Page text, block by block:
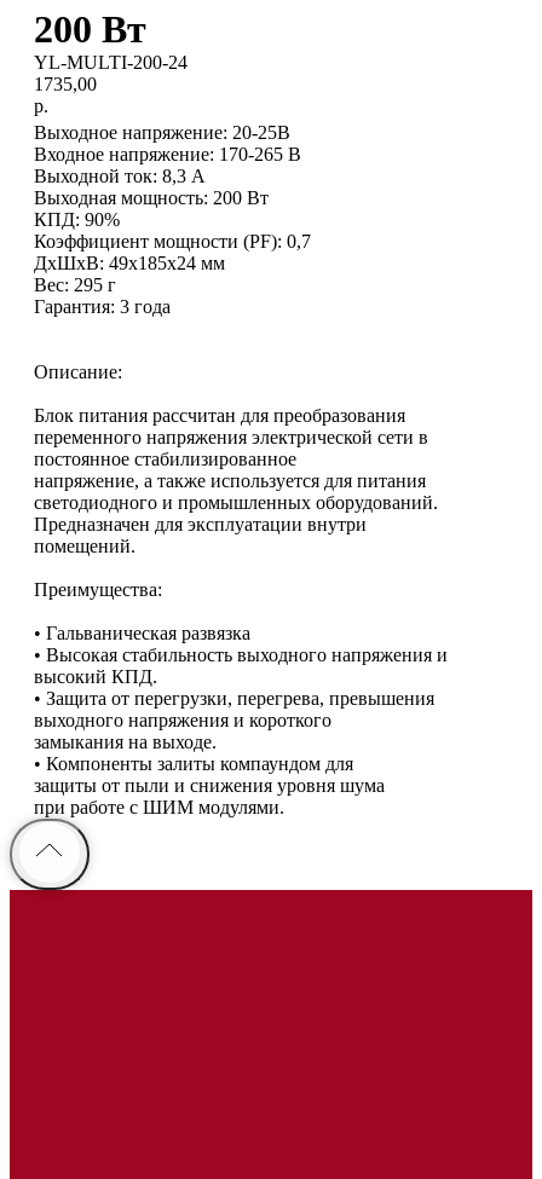
200 Вт
YL-MULTI-200-24
1735,00
р.
Выходное напряжение: 20-25В
Входное напряжение: 170-265 В
Выходной ток: 8,3 А
Выходная мощность: 200 Вт
КПД: 90%
Коэффициент мощности (PF): 0,7
ДxШxВ: 49х185х24 мм
Вес: 295 г
Гарантия: 3 года
Описание:
Блок питания рассчитан для преобразования
переменного напряжения электрической сети в
постоянное стабилизированное
напряжение, а также используется для питания
светодиодного и промышленных оборудований.
Предназначен для эксплуатации внутри
помещений.
Преимущества:
• Гальваническая развязка
• Высокая стабильность выходного напряжения и
высокий КПД.
• Защита от перегрузки, перегрева, превышения
выходного напряжения и короткого
замыкания на выходе.
• Компоненты залиты компаундом для
защиты от пыли и снижения уровня шума
при работе с ШИМ модулями.